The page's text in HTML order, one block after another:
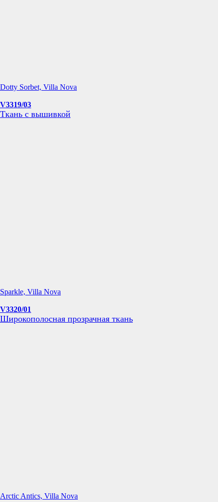
Dotty Sorbet, Villa Nova
V3319/03
Ткань с вышивкой
Sparkle, Villa Nova
V3320/01
Широкополосная прозрачная ткань
Arctic Antics, Villa Nova